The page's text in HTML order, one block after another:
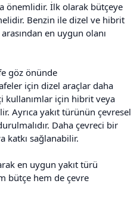
önemlidir. İlk olarak bütçeye
Benzin ile dizel ve hibrit
en uygun olanı
göz önünde
için dizel araçlar daha
kullanımlar için hibrit veya
Ayrıca yakıt türünün çevresel
Daha çevreci bir
katkı sağlanabilir.
en uygun yakıt türü
bütçe hem de çevre